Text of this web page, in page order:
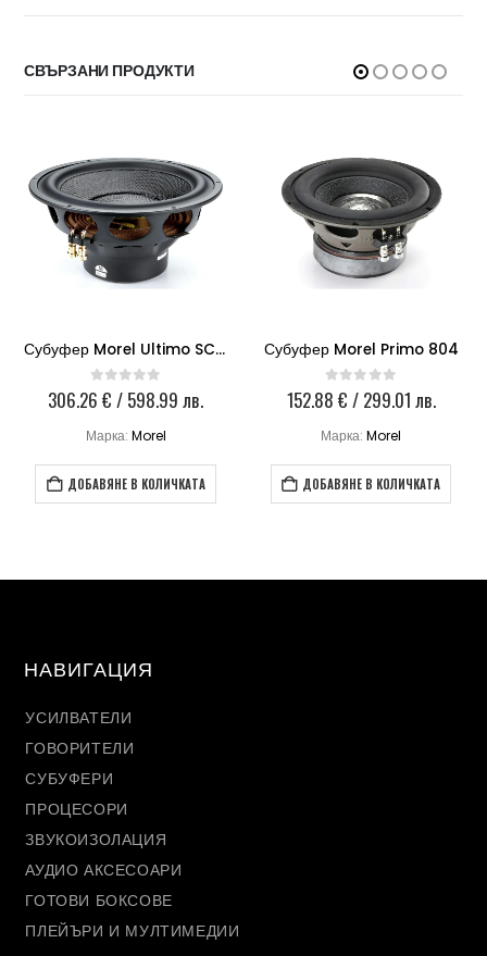
СВЪРЗАНИ ПРОДУКТИ
Субуфер Morel Ultimo SC 122-2
0 out of 5
306.26€ / 598.99 лв.
Марка: Morel
ДОБАВЯНЕ В КОЛИЧКАТА
Субуфер Morel Primo 804
0 out of 5
152.88 € / 299.01 лв.
Марка:Morel
ДОБАВЯНЕ В КОЛИЧКАТА
НАВИГАЦИЯ
УСИЛВАТЕЛИ
ГОВОРИТЕЛИ
СУБУФЕРИ
ПРОЦЕСОРИ
ЗВУКОИЗОЛАЦИЯ
АУДИО АКСЕСОАРИ
ГОТОВИ БОКСОВЕ
ПЛЕЙЪРИ И МУЛТИМЕДИИ